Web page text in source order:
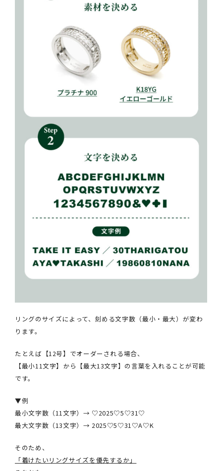
リングのサイズによって、刻める文字数（最小・最大）が変わ
ります。
たとえば【12号】でオーダーされる場合、
【最小11文字】から【最大13文字】の言葉を入れることが可能
です。
▼例
最小文字数（11文字）→ ♡2025♡5♡31♡
最大文字数（13文字）→ 2025♡5♡31♡A♡K
そのため、
「着けたいリングサイズを優先するか」